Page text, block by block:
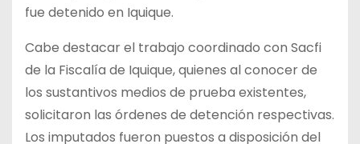
fue detenido en Iquique.
Cabe destacar el trabajo coordinado con Sacfi
de la Fiscalía de Iquique, quienes al conocer de
los sustantivos medios de prueba existentes,
solicitaron las órdenes de detención respectivas.
Los imputados fueron puestos a disposición del